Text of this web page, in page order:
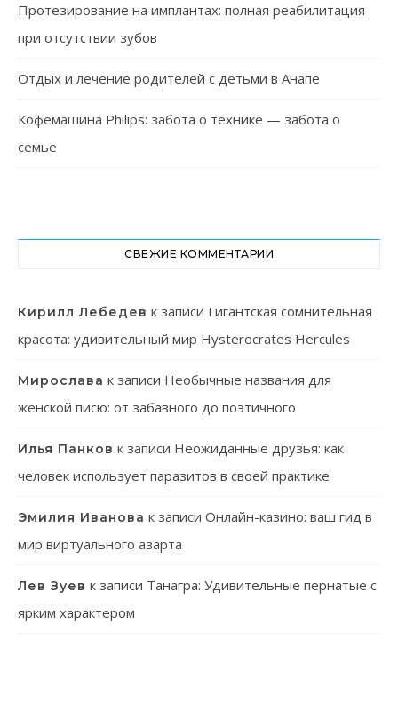
Протезирование на имплантах: полная реабилитация
при отсутствии зубов
Отдых и лечение родителей с детьми в Анапе
Кофемашина Philips: забота о технике — забота о
семье
СВЕЖИЕ КОММЕНТАРИИ
Кирилл Лебедев к записи Гигантская сомнительная
красота: удивительный мир Hysterocrates Hercules
Мирослава к записи Необычные названия для
женской писю: от забавного до поэтичного
Илья Панков к записи Неожиданные друзья: как
человек использует паразитов в своей практике
Эмилия Иванова к записи Онлайн-казино: ваш гид в
мир виртуального азарта
Лев Зуев к записи Танагра: Удивительные пернатые с
ярким характером